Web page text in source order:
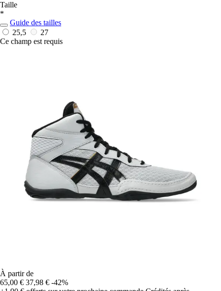
Taille
*
Guide des tailles
25,5
27
Ce champ est requis
À partir de
65,00 € 37,98 € -42%